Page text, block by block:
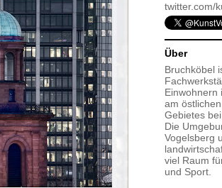
twitter.com/
Über
Bruchköbel
Einwohnern
am
Gebietes
Die
Vogelsberg
viel Raum
und Sport.